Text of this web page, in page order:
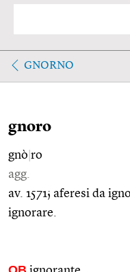
GNORNO
gnoro
gnò ro
agg.
av. 1571; aferesi da
ignorare.